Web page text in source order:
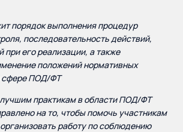
порядок выполнения процедур
последовательность действий,
при его реализации, а также
положений нормативных
сфере ПОД/ФТ
практикам в области ПОД/ФТ
на то, чтобы помочь участникам
работу по соблюдению